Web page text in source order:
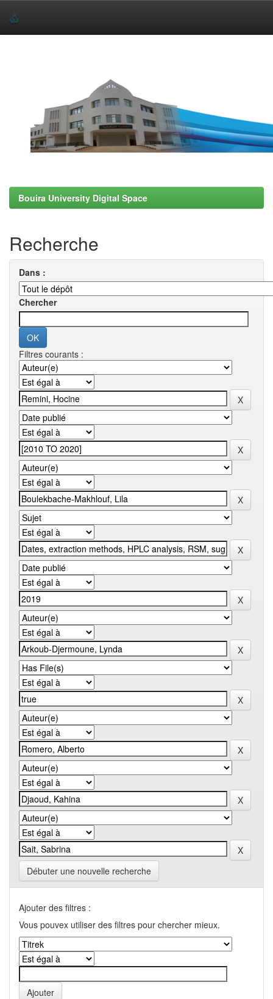
Bouira University Digital Space
Recherche
Dans :
Chercher
Filtres courants :
Débuter une nouvelle recherche
Ajouter des filtres :
Vous pouvex utiliser des filtres pour chercher mieux.